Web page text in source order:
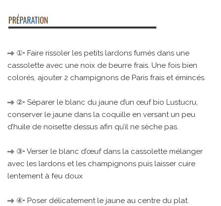
①• Faire rissoler les petits lardons fumés dans une
cassolette avec une noix de beurre frais. Une fois bien
colorés, ajouter 2 champignons de Paris frais et émincés.
②• Séparer le blanc du jaune d’un œuf bio Lustucru,
conserver le jaune dans la coquille en versant un peu
d’huile de noisette dessus afin qu’il ne sèche pas.
③• Verser le blanc d’œuf dans la casso­lette mélanger
avec les lardons et les champignons puis laisser cuire
lente­ment à feu doux
④• Poser délicatement le jaune au centre du plat.